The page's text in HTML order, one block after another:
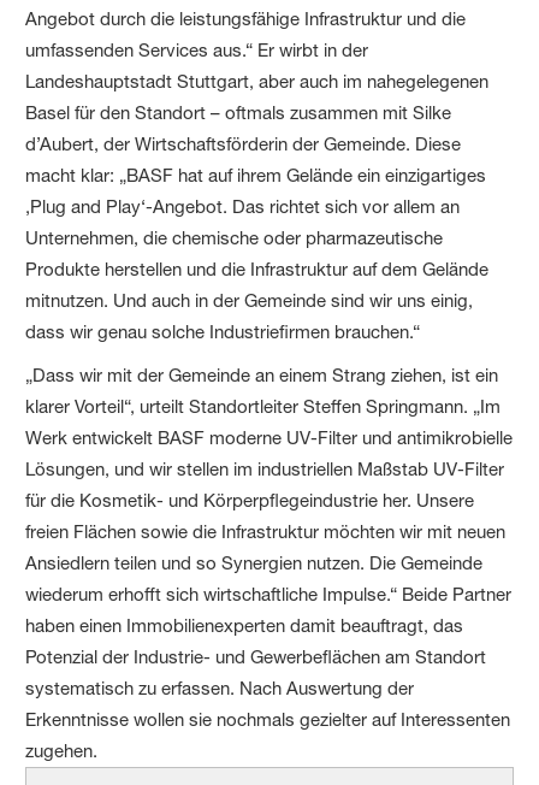
Angebot durch die leistungsfähige Infrastruktur und die
umfassenden Services aus.“ Er wirbt in der
Landeshauptstadt Stuttgart, aber auch im nahegelegenen
Basel für den Standort – oftmals zusammen mit Silke
d’Aubert, der Wirtschaftsförderin der Gemeinde. Diese
macht klar: „BASF hat auf ihrem Gelände ein einzigartiges
‚Plug and Play‘-Angebot. Das richtet sich vor allem an
Unternehmen, die chemische oder pharmazeutische
Produkte herstellen und die Infrastruktur auf dem Gelände
mitnutzen. Und auch in der Gemeinde sind wir uns einig,
dass wir genau solche Industriefirmen brauchen.“
„Dass wir mit der Gemeinde an einem Strang ziehen, ist ein
klarer Vorteil“, urteilt Standortleiter Steffen Springmann. „Im
Werk entwickelt BASF moderne UV-Filter und antimikrobielle
Lösungen, und wir stellen im industriellen Maßstab UV-Filter
für die Kosmetik- und Körperpflegeindustrie her. Unsere
freien Flächen sowie die Infrastruktur möchten wir mit neuen
Ansiedlern teilen und so Synergien nutzen. Die Gemeinde
wiederum erhofft sich wirtschaftliche Impulse.“ Beide Partner
haben einen Immobilienexperten damit beauftragt, das
Potenzial der Industrie- und Gewerbeflächen am Standort
systematisch zu erfassen. Nach Auswertung der
Erkenntnisse wollen sie nochmals gezielter auf Interessenten
zugehen.